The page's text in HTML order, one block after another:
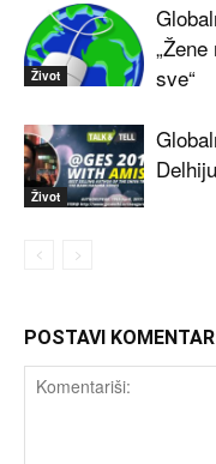
Život
sve“
Život
Delhiju
POSTAVI KOMENTAR